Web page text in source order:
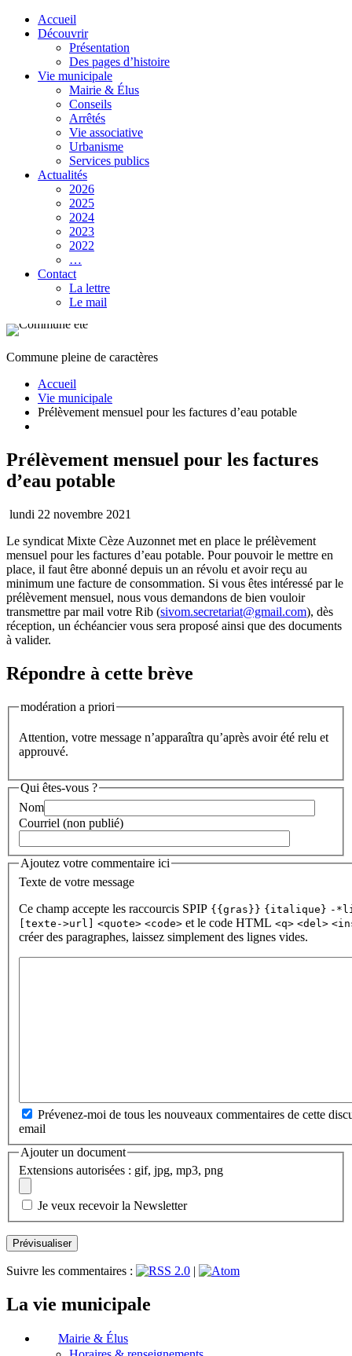
Accueil
Découvrir
Présentation
Des pages d’histoire
Vie municipale
Mairie & Élus
Conseils
Arrêtés
Vie associative
Urbanisme
Services publics
Actualités
2026
2025
2024
2023
2022
…
Contact
La lettre
Le mail
Commune pleine de caractères
Accueil
Vie municipale
Prélèvement mensuel pour les factures d’eau potable
Prélèvement mensuel pour les factures
d’eau potable
lundi 22 novembre 2021
Le syndicat Mixte Cèze Auzonnet met en place le prélèvement
mensuel pour les factures d’eau potable. Pour pouvoir le mettre en
place, il faut être abonné depuis un an révolu et avoir reçu au
minimum une facture de consommation. Si vous êtes intéressé par le
prélèvement mensuel, nous vous demandons de bien vouloir
transmettre par mail votre Rib (sivom.secretariat@gmail.com), dès
réception, un échéancier vous sera proposé ainsi que des documents
à valider.
Répondre à cette brève
modération a priori
Attention, votre message n’apparaîtra qu’après avoir été relu et
approuvé.
Qui êtes-vous ?
Nom
Courriel (non publié)
Ajoutez votre commentaire ici
Texte de votre message
Ce champ accepte les raccourcis SPIP {{gras}} {italique} -
[texte->url] <quote> <code> et le code HTML <q> <del>
créer des paragraphes, laissez simplement des lignes vides.
Prévenez-moi de tous les nouveaux commentaires de cette
email
Ajouter un document
Extensions autorisées : gif, jpg, mp3, png
Je veux recevoir la Newsletter
Suivre les commentaires : |
La vie municipale
Mairie & Élus